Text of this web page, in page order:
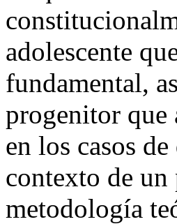
adolescente
fundamental,
progenitor que
en los casos
contexto de un
metodología